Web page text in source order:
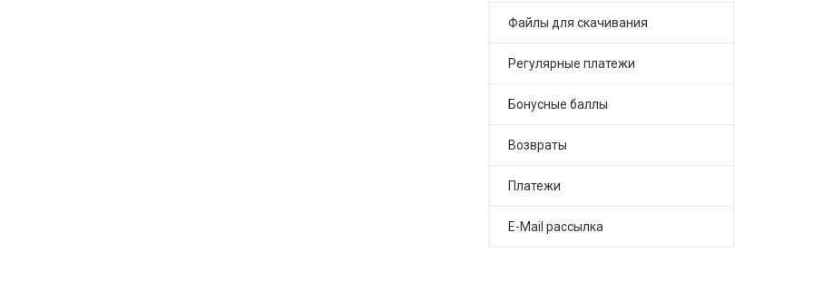
Файлы для скачивания
Регулярные платежи
Бонусные баллы
Возвраты
Платежи
E-Mail рассылка